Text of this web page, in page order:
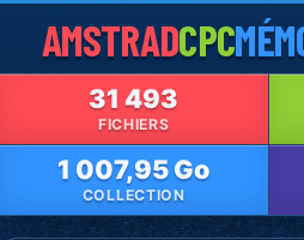
AMSTRADCPC
31 493
FICHIERS
1 007,95 Go
COLLECTION